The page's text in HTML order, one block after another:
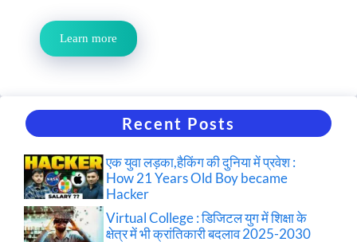
Learn more
Recent Posts
एक युवा लड़का,हैकिंग की दुनिया में प्रवेश :
How 21 Years Old Boy became
Hacker
Virtual College : डिजिटल युग में शिक्षा के
क्षेत्र में भी क्रांतिकारी बदलाव 2025-2030